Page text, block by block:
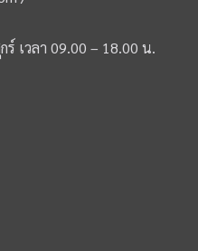
ร์ เวลา 09.00 – 18.00 น.